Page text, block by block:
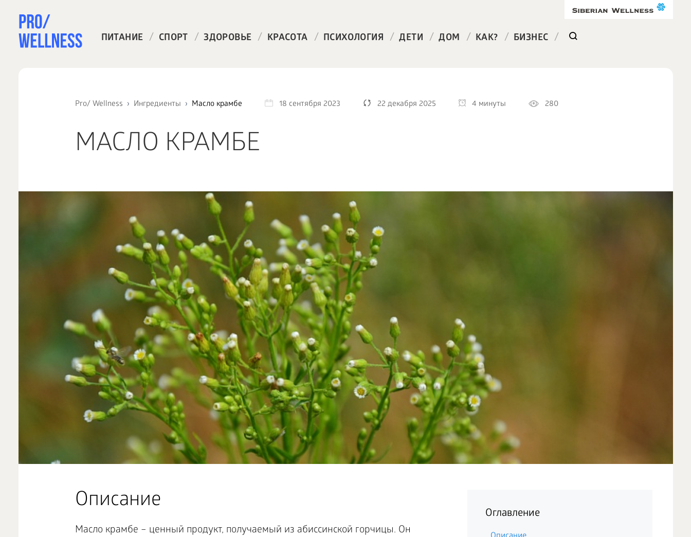
ПИТАНИЕ / СПОРТ / ЗДОРОВЬЕ / КРАСОТА / ПСИХОЛОГИЯ / ДЕТИ / ДОМ / КАК? / БИЗНЕС /
Pro/ Wellness Ингредиенты Масло крамбе 18 сентября 2023 22 декабря 2025 4 минуты 280
МАСЛО КРАМБЕ
Оглавление
Описание
Масло крамбе – ценный продукт, получаемый из абиссинской горчицы. Он